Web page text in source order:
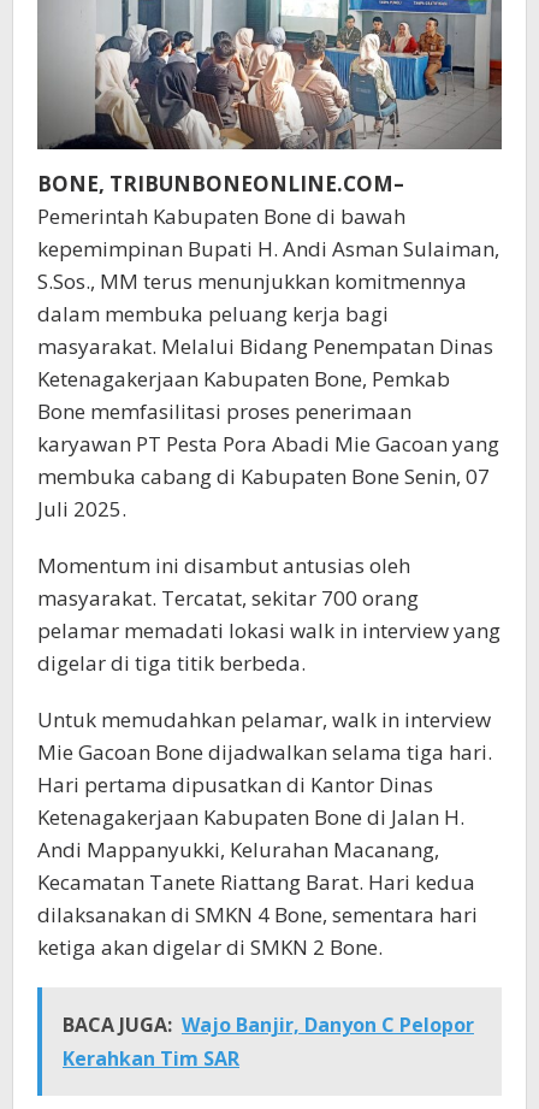
BONE, TRIBUNBONEONLINE.COM–
Pemerintah Kabupaten Bone di bawah
kepemimpinan Bupati H. Andi Asman Sulaiman,
S.Sos., MM terus menunjukkan komitmennya
dalam membuka peluang kerja bagi
masyarakat. Melalui Bidang Penempatan Dinas
Ketenagakerjaan Kabupaten Bone, Pemkab
Bone memfasilitasi proses penerimaan
karyawan PT Pesta Pora Abadi Mie Gacoan yang
membuka cabang di Kabupaten Bone Senin, 07
Juli 2025.
Momentum ini disambut antusias oleh
masyarakat. Tercatat, sekitar 700 orang
pelamar memadati lokasi walk in interview yang
digelar di tiga titik berbeda.
Untuk memudahkan pelamar, walk in interview
Mie Gacoan Bone dijadwalkan selama tiga hari.
Hari pertama dipusatkan di Kantor Dinas
Ketenagakerjaan Kabupaten Bone di Jalan H.
Andi Mappanyukki, Kelurahan Macanang,
Kecamatan Tanete Riattang Barat. Hari kedua
dilaksanakan di SMKN 4 Bone, sementara hari
ketiga akan digelar di SMKN 2 Bone.
BACA JUGA: Wajo Banjir, Danyon C Pelopor
Kerahkan Tim SAR